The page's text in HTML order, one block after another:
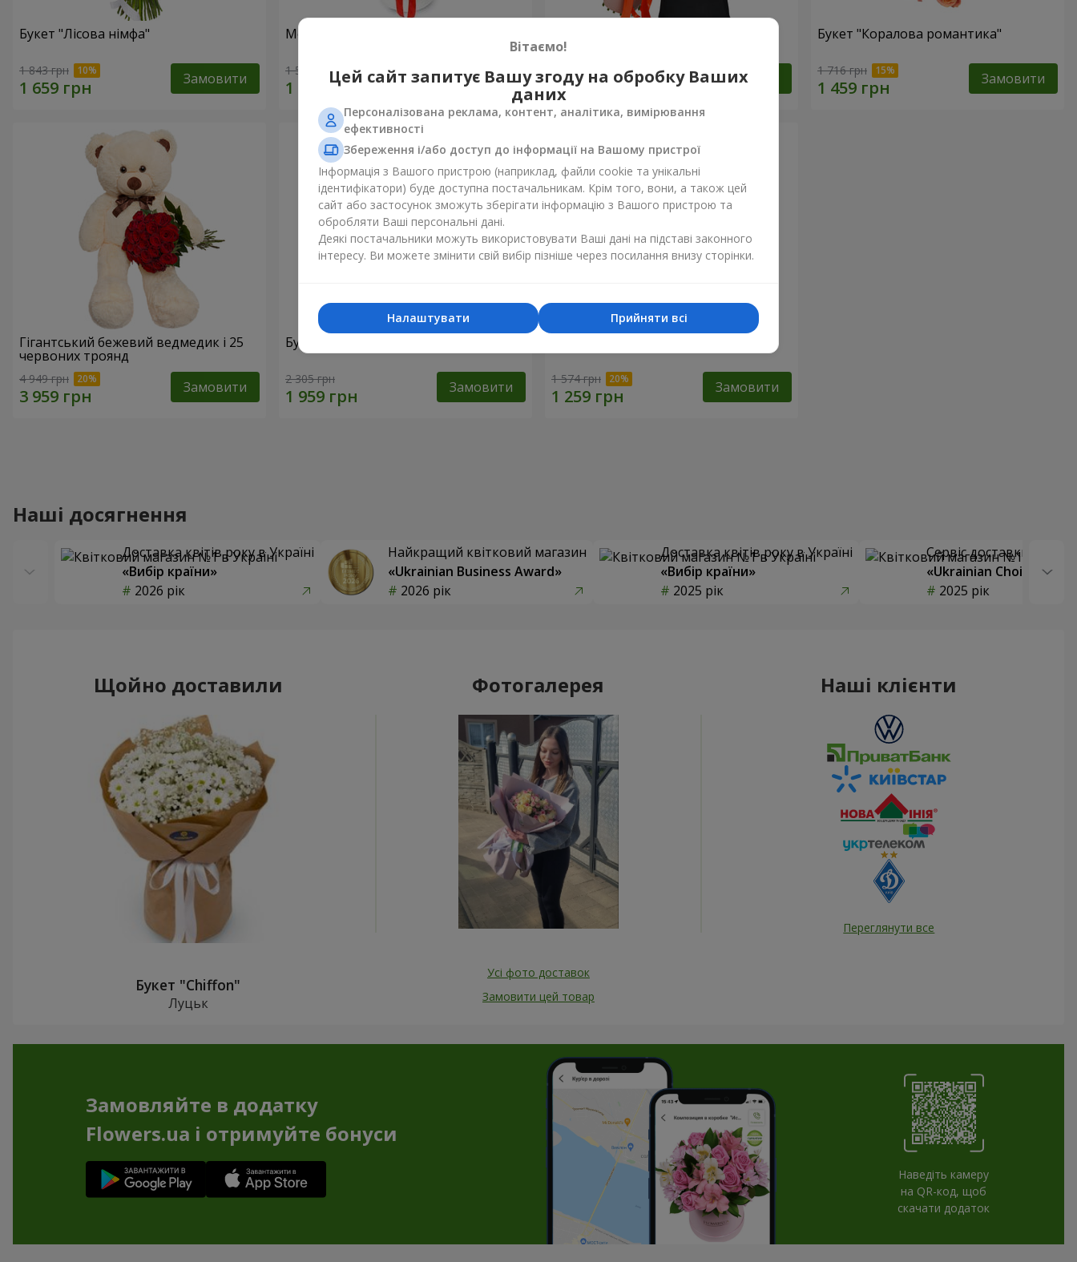
Букет "Лісова німфа"
1 843 грн Замовити
Монобукет з 11 червоних троянд
1 574 грн Замовити
троянда!"
2 699 грн Замовити
Букет "Коралова романтика"
1 716 грн Замовити
Гігантський бежевий ведмедик і 25
червоних троянд
4 949 грн Замовити
Букет з 21 кремової троянди
2 305 грн Замовити 1 574 грн Замовити
Наші досягнення
Доставка квітів року в Україні
«Вибір країни»
2026 рік
Найкращий квітковий магазин
«Ukrainian Business Award»
2026 рік
Доставка квітів року в Україні
«Вибір країни»
2025 рік
Сервіс доставки квітів
«Ukrainian Choice»
2025 рік
Щойно доставили
Букет "Chiffon"
Луцьк
Фотогалерея
Усі фото доставок
Замовити цей товар
Наші клієнти
Переглянути все
Замовляйте в додатку
Flowers.ua і отримуйте бонуси
Наведіть камеру
на QR-код, щоб
скачати додаток
Вітаємо!
Цей сайт запитує Вашу згоду на обробку Ваших
даних
Персоналізована реклама, контент, аналітика, вимірювання
ефективності
Збереження і/або доступ до інформації на Вашому пристрої
Інформація з Вашого пристрою (наприклад, файли cookie та унікальні
ідентифікатори) буде доступна постачальникам. Крім того, вони, а також цей
сайт або застосунок зможуть зберігати інформацію з Вашого пристрою та
обробляти Ваші персональні дані.
Деякі постачальники можуть використовувати Ваші дані на підставі законного
інтересу. Ви можете змінити свій вибір пізніше через посилання внизу сторінки.
Прийняти всі
Налаштувати